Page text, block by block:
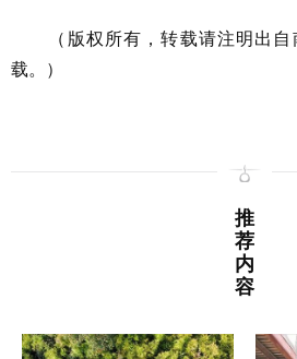
（版权所有，转载请注明出自
载。）
推
荐
内
容